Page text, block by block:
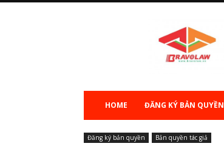
HOME ĐĂNG KÝ BẢN QUYỀN
Đăng ký bản quyền Bản quyền tác giả